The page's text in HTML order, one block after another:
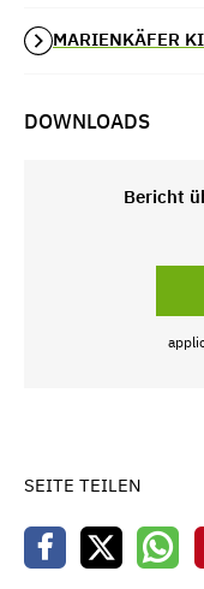
MARIENKÄFER
DOWNLOADS
Bericht
SEITE TEILEN